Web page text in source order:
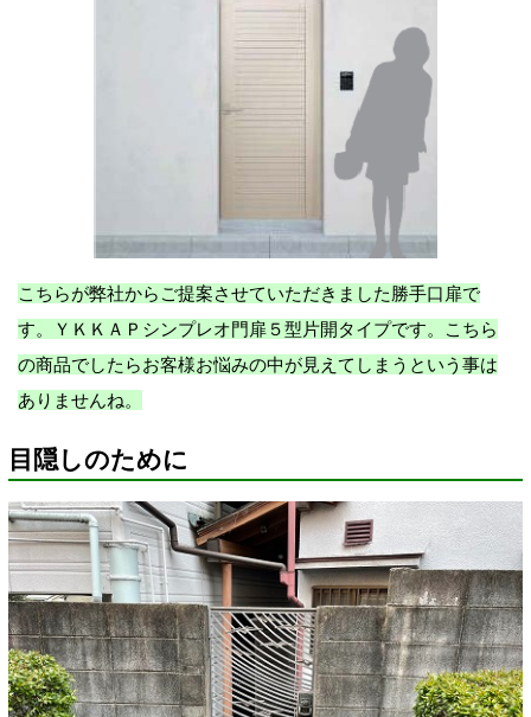
こちらが弊社からご提案させていただきました勝手口扉で
す。ＹＫＫＡＰ シンプレオ門扉５型 片開タイプです。こちら
の商品でしたらお客様お悩みの中が見えてしまうという事は
ありませんね。
目隠しのために